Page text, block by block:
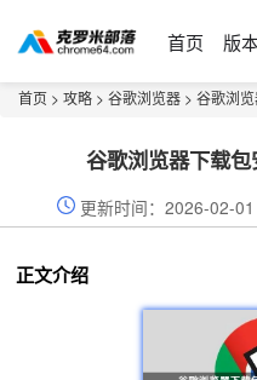
首页 版
首页 > 攻略 > 谷歌浏览器 > 谷歌浏
谷歌浏览器下载
更新时间：2026-02-01
正文介绍